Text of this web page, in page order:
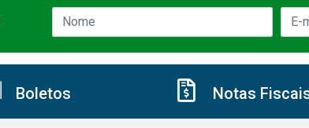
Boletos Notas